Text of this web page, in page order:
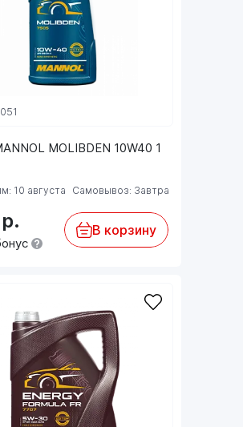
MOLIBDEN 10W40 1
10 августа Самовывоз: Завтра
р. В корзину